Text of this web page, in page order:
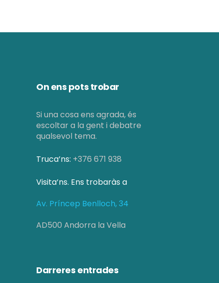
s
On ens pots trobar
Si una cosa ens agrada, és
escoltar a la gent i debatre
qualsevol tema.
Truca’ns: +376 671 938
Visita’ns. Ens trobaràs a
Av. Príncep Benlloch, 34
AD500 Andorra la Vella
Darreres entrades